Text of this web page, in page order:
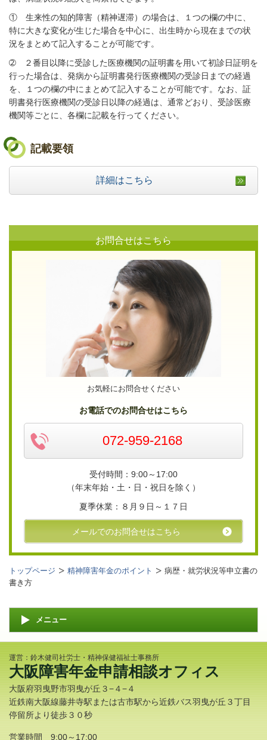
① 生来性の知的障害（精神遅滞）の場合は、１つの欄の中に、
特に大きな変化が生じた場合を中心に、出生時から現在までの状
況をまとめて記入することが可能です。
➁ ２番目以降に受診した医療機関の証明書を用いて初診日証明を
行った場合は、発病から証明書発行医療機関の受診日までの経過
を、１つの欄の中にまとめて記入することが可能です。なお、証
明書発行医療機関の受診日以降の経過は、通常どおり、受診医療
機関等ごとに、各欄に記載を行ってください。
記載要領
詳細はこちら
お問合せはこちら
お気軽にお問合せください
お電話でのお問合せはこちら
072-959-2168
受付時間：9:00～17:00
（年末年始・土・日・祝日を除く）
夏季休業：８月９日～１７日
メールでのお問合せはこちら
トップページ 精神障害年金のポイント
病歴・就労状況等申立書の
書き方
メニュー
運営：鈴木健司社労士・精神保健福祉士事務所
大阪障害年金申請相談オフィス
大阪府羽曳野市羽曳が丘３−４−４
近鉄南大阪線藤井寺駅または古市駅から近鉄バス羽曳が丘３丁目
停留所より徒歩３０秒
営業時間 9:00～17:00